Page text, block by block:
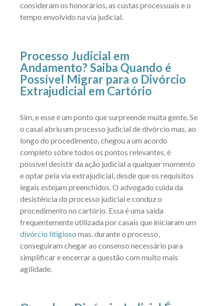
consideram os honorários, as custas processuais e o
tempo envolvido na via judicial.
Processo Judicial em
Andamento? Saiba Quando é
Possível Migrar para o Divórcio
Extrajudicial em Cartório
Sim, e esse é um ponto que surpreende muita gente. Se
o casal abriu um processo judicial de divórcio mas, ao
longo do procedimento, chegou a um acordo
completo sobre todos os pontos relevantes, é
possível desistir da ação judicial a qualquer momento
e optar pela via extrajudicial, desde que os requisitos
legais estejam preenchidos. O advogado cuida da
desistência do processo judicial e conduz o
procedimento no cartório. Essa é uma saída
frequentemente utilizada por casais que iniciaram um
divórcio litigioso mas, durante o processo,
conseguiram chegar ao consenso necessário para
simplificar e encerrar a questão com muito mais
agilidade.